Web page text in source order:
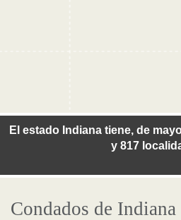
El estado Indiana tiene, de
y 817
Condados de Indiana